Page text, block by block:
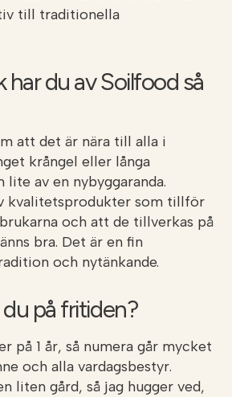
till traditionella
du av Soilfood så
att det är nära till alla i
krångel eller långa
lite av en nybyggaranda.
kvalitetsprodukter som tillför
och att de tillverkas på
bra. Det är en fin
och nytänkande.
på fritiden?
på 1 år, så numera går mycket
och alla vardagsbestyr.
liten gård, så jag hugger ved,